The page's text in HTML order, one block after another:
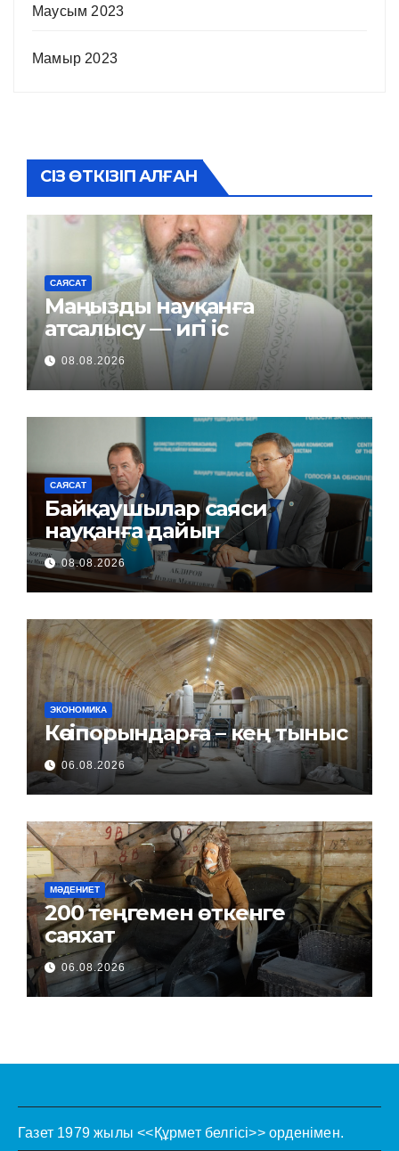
Маусым 2023
Мамыр 2023
СІЗ ӨТКІЗІП АЛҒАН
САЯСАТ
Маңызды науқанға
атсалысу — игі іс
08.08.2026
САЯСАТ
Байқаушылар саяси
науқанға дайын
08.08.2026
ЭКОНОМИКА
Кәсіпорындарға – кең тыныс
06.08.2026
МӘДЕНИЕТ
200 теңгемен өткенге
саяхат
06.08.2026
Газет 1979 жылы <<Құрмет белгісі>> орденімен.